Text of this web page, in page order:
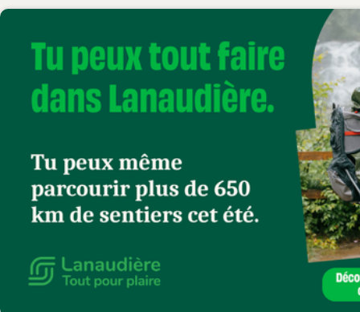
ainsi que des marécages, des
tourbières.
Le parc se divise en trois secteurs :
Pimbina–Saint-Donat et
de La Diable est dominé par le
Tremblant, qui culmine à 930 m
trouve une importante
de randonnée, particulièrement
du lac Monroe. Le sentier du
crête du mont de La Vache Noire,
nombreux points de vue sur la